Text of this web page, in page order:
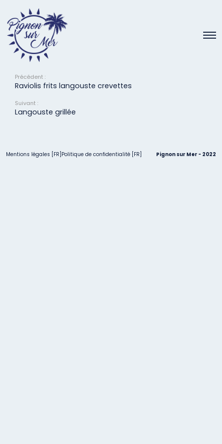
Ravioles de fruits de mer
6 avril 2022
Précédent :
Raviolis frits langouste crevettes
Suivant :
Langouste grillée
Mentions légales [FR] Politique de confidentialité [FR] Pignon sur Mer - 2022